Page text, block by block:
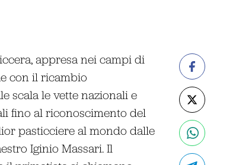
appresa nei campi di
con il ricambio
scala le vette nazionali e
fino al riconoscimento del
pasticciere al mondo dalle
Iginio Massari. Il